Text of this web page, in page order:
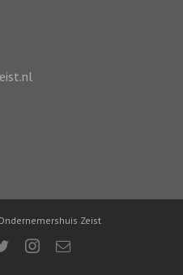
Zeist
twitterinstagram
E-